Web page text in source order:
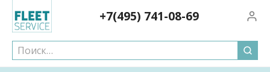
content
+7(495) 741-08-69